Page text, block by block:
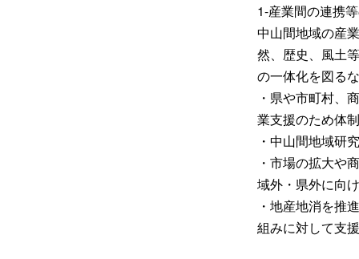
1-産業間の連携
中山間地域の産
然、歴史、風土
の一体化を図る
・県や市町村、
業支援のため体
・中山間地域研
・市場の拡大や
域外・県外に向
・地産地消を推
組みに対して支